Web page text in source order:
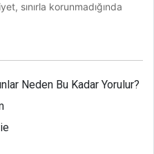
sınırla korunmadığında
Neden Bu Kadar Yorulur?